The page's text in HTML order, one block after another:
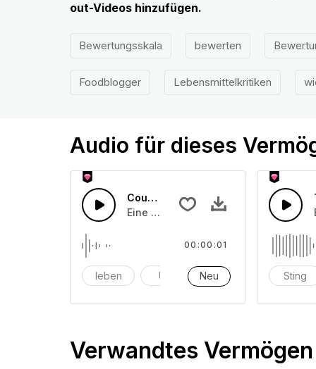
out-Videos hinzufügen.
Bewertungsskala bewerten
Foodblogger Lebensmittelkritiken
Audio für dieses
Countdown-Zähler 60
Eine Ansammlung von Countdown-
leben Uhr Alarm
00:00:01
Neu Sting
Verwandtes Vermögen